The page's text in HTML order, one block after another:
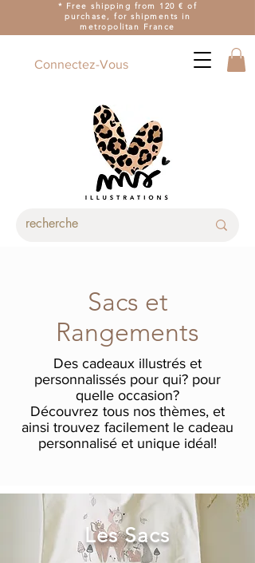
* Free shipping from 120 € of
purchase, for shipments in
metropolitan France
Connectez-Vous
Sacs et
Rangements
Des cadeaux illustrés et
personnalissés pour qui? pour
quelle occasion?
Découvrez tous nos thèmes, et
ainsi trouvez facilement le cadeau
personnalisé et unique idéal!
Les Sacs